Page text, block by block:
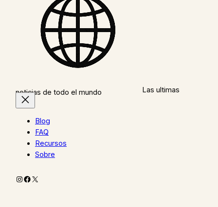
Las ultimas
noticias de todo el mundo
Blog
FAQ
Recursos
Sobre
Instagram
Facebook
X